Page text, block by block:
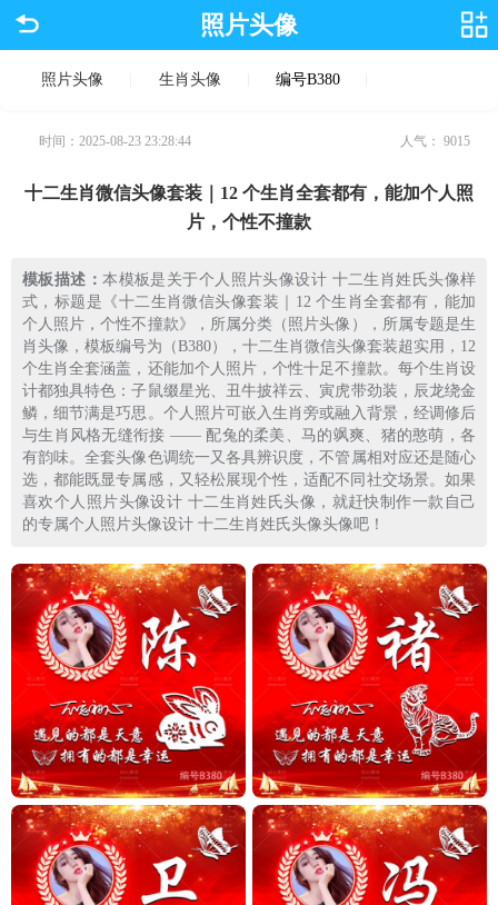
照片头像
照片头像 生肖头像 编号B380
时间：2025-08-23 23:28:44 人气： 9015
十二生肖微信头像套装｜12 个生肖全套都有，能加个人照
片，个性不撞款
模板描述：本模板是关于个人照片头像设计 十二生肖姓氏头像样
式，标题是《十二生肖微信头像套装｜12 个生肖全套都有，能加
个人照片，个性不撞款》，所属分类（照片头像），所属专题是生
肖头像，模板编号为（B380），十二生肖微信头像套装超实用，12
个生肖全套涵盖，还能加个人照片，个性十足不撞款。每个生肖设
计都独具特色：子鼠缀星光、丑牛披祥云、寅虎带劲装，辰龙绕金
鳞，细节满是巧思。个人照片可嵌入生肖旁或融入背景，经调修后
与生肖风格无缝衔接 —— 配兔的柔美、马的飒爽、猪的憨萌，各
有韵味。全套头像色调统一又各具辨识度，不管属相对应还是随心
选，都能既显专属感，又轻松展现个性，适配不同社交场景。​如果
喜欢个人照片头像设计 十二生肖姓氏头像，就赶快制作一款自己
的专属个人照片头像设计 十二生肖姓氏头像头像吧！